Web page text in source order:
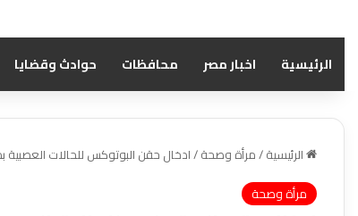
الرئيسية اخبار مصر محافظات حوادث وقضايا
الرئيسية/مرأة وصحة/ادخال حقن البوتوكس للحالات
مرأة وصحة